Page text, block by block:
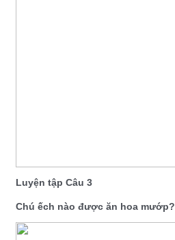
Luyện tập Câu 3
Chú ếch nào được ăn hoa mướp?